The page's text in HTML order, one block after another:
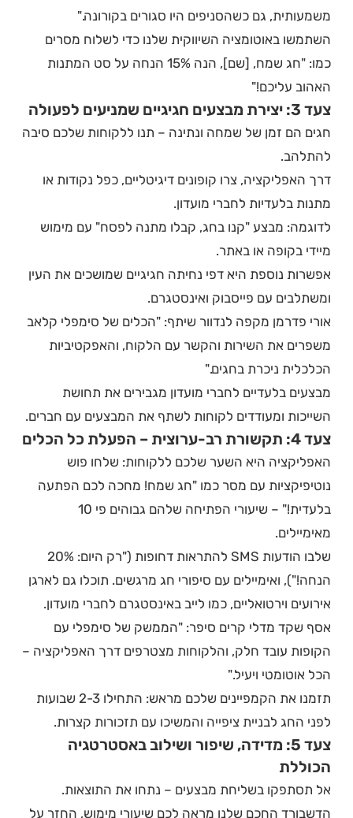
משמעותית, גם כשהסניפים היו סגורים בקורונה."
השתמשו באוטומציה השיווקית שלנו כדי לשלוח מסרים
כמו: "חג שמח, [שם], הנה 15% הנחה על סט המתנות
האהוב עליכם!"
צעד 3: יצירת מבצעים חגיגיים שמניעים לפעולה
חגים הם זמן של שמחה ונתינה – תנו ללקוחות שלכם סיבה
להתלהב.
דרך האפליקציה, צרו קופונים דיגיטליים, כפל נקודות או
מתנות בלעדיות לחברי מועדון.
לדוגמה: מבצע "קנו בחג, קבלו מתנה לפסח" עם מימוש
מיידי בקופה או באתר.
אפשרות נוספת היא דפי נחיתה חגיגיים שמושכים את העין
ומשתלבים עם פייסבוק ואינסטגרם.
אורי פדרמן מקפה לנדוור שיתף: "הכלים של סימפלי קלאב
משפרים את השירות והקשר עם הלקוח, והאפקטיביות
הכלכלית ניכרת בחגים."
מבצעים בלעדיים לחברי מועדון מגבירים את תחושת
השייכות ומעודדים לקוחות לשתף את המבצעים עם חברים.
צעד 4: תקשורת רב-ערוצית – הפעלת כל הכלים
האפליקציה היא השער שלכם ללקוחות: שלחו פוש
נוטיפיקציות עם מסר כמו "חג שמח! מחכה לכם הפתעה
בלעדית!" – שיעורי הפתיחה שלהם גבוהים פי 10
מאימיילים.
שלבו הודעות SMS להתראות דחופות ("רק היום: 20%
הנחה!"), ואימיילים עם סיפורי חג מרגשים. תוכלו גם לארגן
אירועים וירטואליים, כמו לייב באינסטגרם לחברי מועדון.
אסף שקד מדלי קרים סיפר: "הממשק של סימפלי עם
הקופות עובד חלק, והלקוחות מצטרפים דרך האפליקציה –
הכל אוטומטי ויעיל."
תזמנו את הקמפיינים שלכם מראש: התחילו 2-3 שבועות
לפני החג לבניית ציפייה והמשיכו עם תזכורות קצרות.
צעד 5: מדידה, שיפור ושילוב באסטרטגיה
הכוללת
אל תסתפקו בשליחת מבצעים – נתחו את התוצאות.
הדשבורד החכם שלנו מראה לכם שיעורי מימוש, החזר על